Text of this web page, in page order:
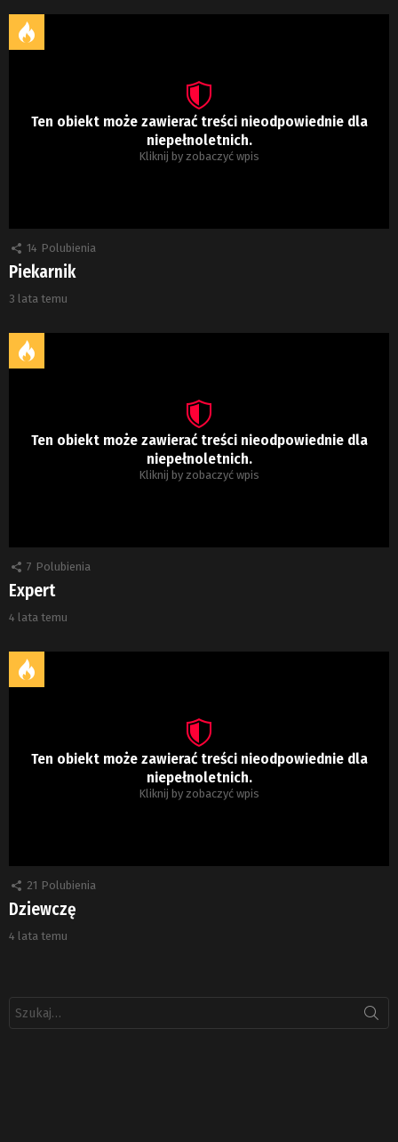
Ten obiekt może zawierać treści nieodpowiednie dla
niepełnoletnich.
Kliknij by zobaczyć wpis
14 Polubienia
Piekarnik
3 lata temu
Ten obiekt może zawierać treści nieodpowiednie dla
niepełnoletnich.
Kliknij by zobaczyć wpis
7 Polubienia
Expert
4 lata temu
Ten obiekt może zawierać treści nieodpowiednie dla
niepełnoletnich.
Kliknij by zobaczyć wpis
21 Polubienia
Dziewczę
4 lata temu